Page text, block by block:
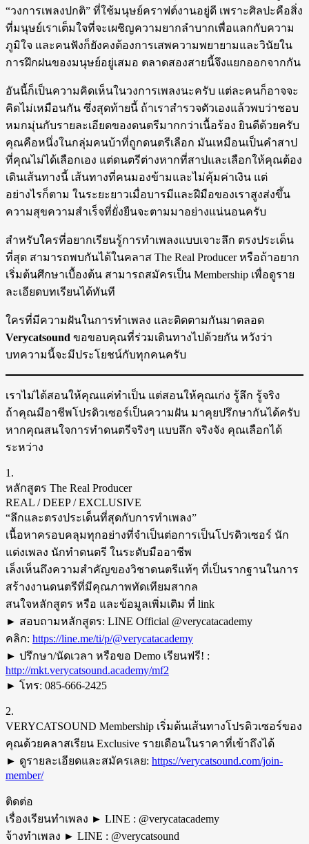
“วงการเพลงปกติ” ที่ใช้มนุษย์คราฟต์งานอยู่ดี เพราะศิลปะคือสิ่ง
ที่มนุษย์เราเต็มใจที่จะเผชิญความยากลำบากเพื่อแลกกับความ
ภูมิใจ และคนฟังก็ยังคงต้องการเสพความพยายามและวินัยใน
การฝึกฝนของมนุษย์อยู่เสมอ ตลาดสองสายนี้จึงแยกออกจากกัน
อันนี้ก็เป็นความคิดเห็นในวงการเพลงนะครับ แต่ละคนก็อาจจะ
คิดไม่เหมือนกัน ซึ่งสุดท้ายนี้ ถ้าเราสำรวจตัวเองแล้วพบว่าชอบ
หมกมุ่นกับรายละเอียดของดนตรีมากกว่าเนื้อร้อง ยินดีด้วยครับ
คุณคือหนึ่งในกลุ่มคนบ้าที่ถูกดนตรีเลือก มันเหมือนเป็นคำสาป
ที่คุณไม่ได้เลือกเอง แต่ดนตรีต่างหากที่สาปและเลือกให้คุณต้อง
เดินเส้นทางนี้ เส้นทางที่คนมองข้ามและไม่คุ้มค่าเงิน แต่
อย่างไรก็ตาม ในระยะยาวเมื่อบารมีและฝีมือของเราสูงส่งขึ้น
ความสุขความสำเร็จที่ยั่งยืนจะตามมาอย่างแน่นอนครับ
สำหรับใครที่อยากเรียนรู้การทำเพลงแบบเจาะลึก ตรงประเด็น
ที่สุด สามารถพบกันได้ในคลาส The Real Producer หรือถ้าอยาก
เริ่มต้นศึกษาเบื้องต้น สามารถสมัครเป็น Membership เพื่อดูราย
ละเอียดบทเรียนได้ทันที
ใครที่มีความฝันในการทำเพลง และติดตามกันมาตลอด
Verycatsound ขอขอบคุณที่ร่วมเดินทางไปด้วยกัน หวังว่า
บทความนี้จะมีประโยชน์กับทุกคนครับ
เราไม่ได้สอนให้คุณแค่ทำเป็น แต่สอนให้คุณเก่ง รู้ลึก รู้จริง
ถ้าคุณมีอาชีพโปรดิวเซอร์เป็นความฝัน มาคุยปรึกษากันได้ครับ
หากคุณสนใจการทำดนตรีจริงๆ แบบลึก จริงจัง คุณเลือกได้
ระหว่าง
1.
หลักสูตร The Real Producer
REAL / DEEP / EXCLUSIVE
“ลึกและตรงประเด็นที่สุดกับการทำเพลง”
เนื้อหาครอบคลุมทุกอย่างที่จำเป็นต่อการเป็นโปรดิวเซอร์ นัก
แต่งเพลง นักทำดนตรี ในระดับมืออาชีพ
เล็งเห็นถึงความสำคัญของวิชาดนตรีแท้ๆ ที่เป็นรากฐานในการ
สร้างงานดนตรีที่มีคุณภาพทัดเทียมสากล
สนใจหลักสูตร หรือ และข้อมูลเพิ่มเติม ที่ link
► สอบถามหลักสูตร: LINE Official @verycatacademy
คลิก: https://line.me/ti/p/@verycatacademy
► ปรึกษา/นัดเวลา หรือขอ Demo เรียนฟรี! :
http://mkt.verycatsound.academy/mf2
► โทร: 085-666-2425
2.
VERYCATSOUND Membership เริ่มต้นเส้นทางโปรดิวเซอร์ของ
คุณด้วยคลาสเรียน Exclusive รายเดือนในราคาที่เข้าถึงได้
► ดูรายละเอียดและสมัครเลย: https://verycatsound.com/join-
member/
ติดต่อ
เรื่องเรียนทำเพลง ► LINE : @verycatacademy
จ้างทำเพลง ► LINE : @verycatsound